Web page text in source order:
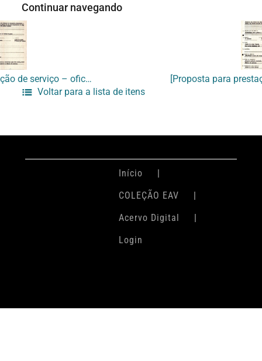
Continuar navegando
[Proposta para prestação de serviço – oficina de Cerâmica]
Voltar para a lista de itens
Início
COLEÇÃO EAV
Acervo Digital
Login